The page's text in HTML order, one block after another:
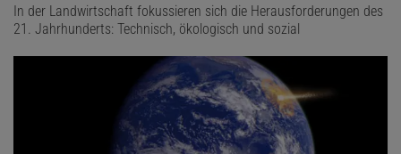
In der Landwirtschaft fokussieren sich die Herausforderungen des
21. Jahrhunderts: Technisch, ökologisch und sozial